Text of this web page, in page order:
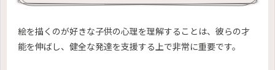
絵を描くのが好きな子供の心理を理解することは、彼らの才
能を伸ばし、健全な発達を支援する上で非常に重要です。